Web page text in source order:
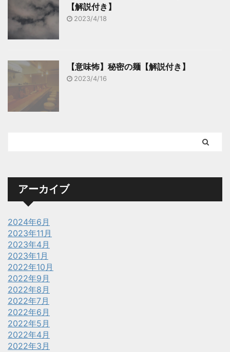
【解説付き】
2023/4/18
【意味怖】秘密の麺【解説付き】
2023/4/16
アーカイブ
2024年6月
2023年11月
2023年4月
2023年1月
2022年10月
2022年9月
2022年8月
2022年7月
2022年6月
2022年5月
2022年4月
2022年3月